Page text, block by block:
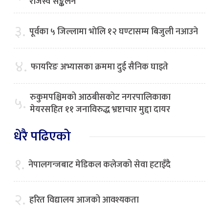
३. पूर्वका ५ जिल्लामा भाेलि १२ घण्टासम्म बिजुली नआउने
४. फायरिङ अभ्यासका क्रममा दुई सैनिक घाइते
५. रुकुमपश्चिमको आठबीसकोट नगरपालिकाका
मेयरसहित ११ जनाविरुद्ध भ्रष्टाचार मुद्दा दायर
धेरै पढिएको
१. नेपालगन्जबाट मेडिकल कलेजको सेवा हटाइँदै
२. हरित विद्यालय आजको आवश्यकता